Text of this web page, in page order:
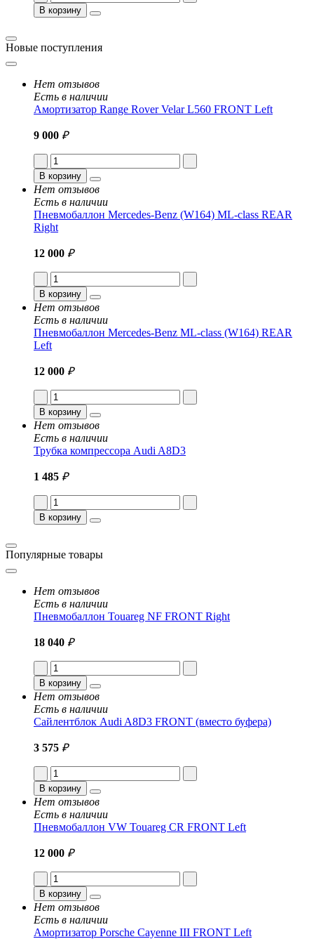
В корзину
Новые поступления
Нет отзывов
Есть в наличии
Амортизатор Range Rover Velar L560 FRONT Left
9 000 ₽
В корзину
Нет отзывов
Есть в наличии
Пневмобаллон Mercedes-Benz (W164) ML-class REAR
Right
12 000 ₽
В корзину
Нет отзывов
Есть в наличии
Пневмобаллон Mercedes-Benz ML-class (W164) REAR
Left
12 000 ₽
В корзину
Нет отзывов
Есть в наличии
Трубка компрессора Audi A8D3
1 485 ₽
В корзину
Популярные товары
Нет отзывов
Есть в наличии
Пневмобаллон Touareg NF FRONT Right
18 040 ₽
В корзину
Нет отзывов
Есть в наличии
Сайлентблок Audi A8D3 FRONT (вместо буфера)
3 575 ₽
В корзину
Нет отзывов
Есть в наличии
Пневмобаллон VW Touareg CR FRONT Left
12 000 ₽
В корзину
Нет отзывов
Есть в наличии
Амортизатор Porsche Cayenne III FRONT Left